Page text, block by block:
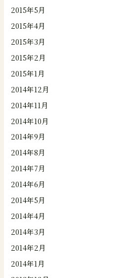
2015年5月
2015年4月
2015年3月
2015年2月
2015年1月
2014年12月
2014年11月
2014年10月
2014年9月
2014年8月
2014年7月
2014年6月
2014年5月
2014年4月
2014年3月
2014年2月
2014年1月